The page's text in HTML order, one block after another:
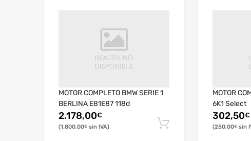
MOTOR COMPLETO BMW SERIE 1
BERLINA E81E87 118d
2.178,00€
1.800,00€
MOTOR
6K1 Select
302,50€
250,00€